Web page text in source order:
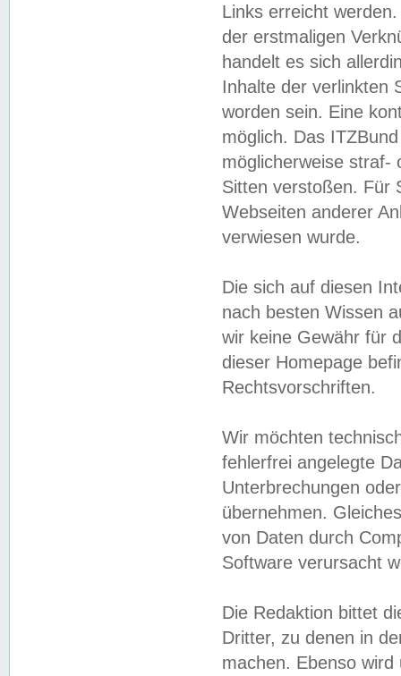
Links erreicht
der erstmaligen
handelt es sich
Inhalte der verlinkten
worden sein. Eine
möglich. Das
möglicherweise straf-
Sitten verstoßen. Für
Webseiten anderer
verwiesen wurde.
Die sich auf diesen
nach besten Wissen
wir keine Gewähr für
dieser Homepage
Rechtsvorschriften.
Wir möchten
fehlerfrei angelegte
Unterbrechungen
übernehmen.
von Daten durch
Software verursacht
Die Redaktion bittet
Dritter, zu denen in
machen. Ebenso